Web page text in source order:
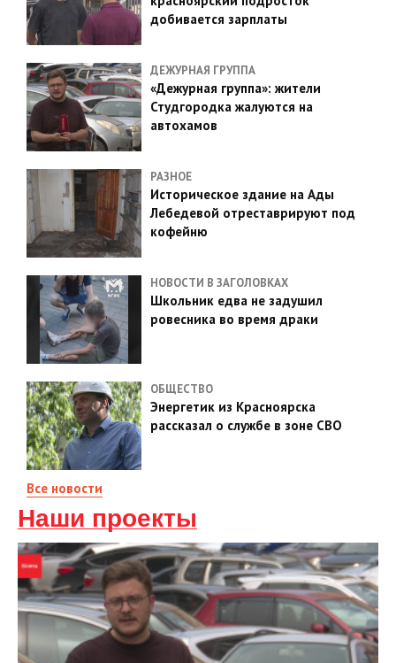
добивается зарплаты
ДЕЖУРНАЯ ГРУППА
«Дежурная группа»: жители
Студгородка жалуются на
автохамов
РАЗНОЕ
Историческое здание на Ады
Лебедевой отреставрируют под
кофейню
НОВОСТИ В ЗАГОЛОВКАХ
Школьник едва не задушил
ровесника во время драки
ОБЩЕСТВО
Энергетик из Красноярска
рассказал о службе в зоне СВО
Все новости
Наши проекты